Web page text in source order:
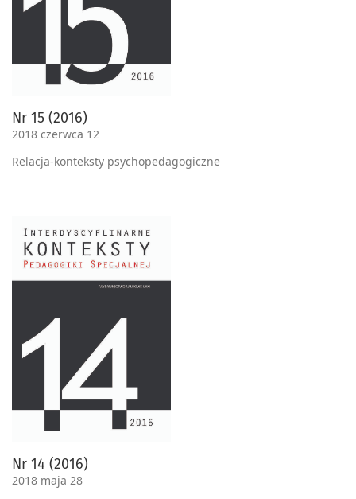
Nr 15 (2016)
2018 czerwca 12
Relacja-konteksty psychopedagogiczne
Nr 14 (2016)
2018 maja 28